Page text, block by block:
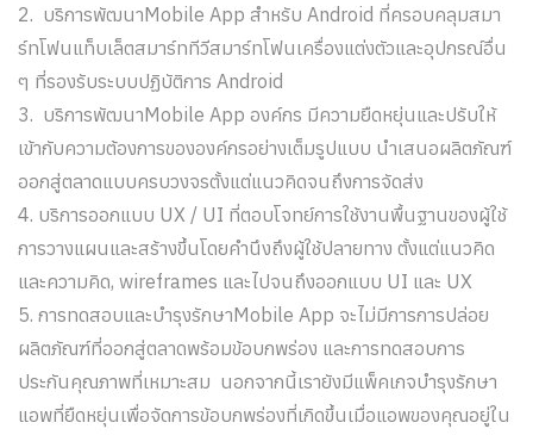
2. บริการพัฒนาMobile App สำหรับ Android ที่ครอบคลุมสมา
ร์ทโฟนแท็บเล็ตสมาร์ททีวีสมาร์ทโฟนเครื่องแต่งตัวและอุปกรณ์อื่น
ๆ ที่รองรับระบบปฏิบัติการ Android
3. บริการพัฒนาMobile App องค์กร มีความยืดหยุ่นและปรับให้
เข้ากับความต้องการขององค์กรอย่างเต็มรูปแบบ นำเสนอผลิตภัณฑ์
ออกสู่ตลาดแบบครบวงจรตั้งแต่แนวคิดจนถึงการจัดส่ง
4. บริการออกแบบ UX / UI ที่ตอบโจทย์การใช้งานพื้นฐานของผู้ใช้
การวางแผนและสร้างขึ้นโดยคำนึงถึงผู้ใช้ปลายทาง ตั้งแต่แนวคิด
และความคิด, wireframes และไปจนถึงออกแบบ UI และ UX
5. การทดสอบและบำรุงรักษาMobile App จะไม่มีการการปล่อย
ผลิตภัณฑ์ที่ออกสู่ตลาดพร้อมข้อบกพร่อง และการทดสอบการ
ประกันคุณภาพที่เหมาะสม นอกจากนี้เรายังมีแพ็คเกจบำรุงรักษา
แอพที่ยืดหยุ่นเพื่อจัดการข้อบกพร่องที่เกิดขึ้นเมื่อแอพของคุณอยู่ใน